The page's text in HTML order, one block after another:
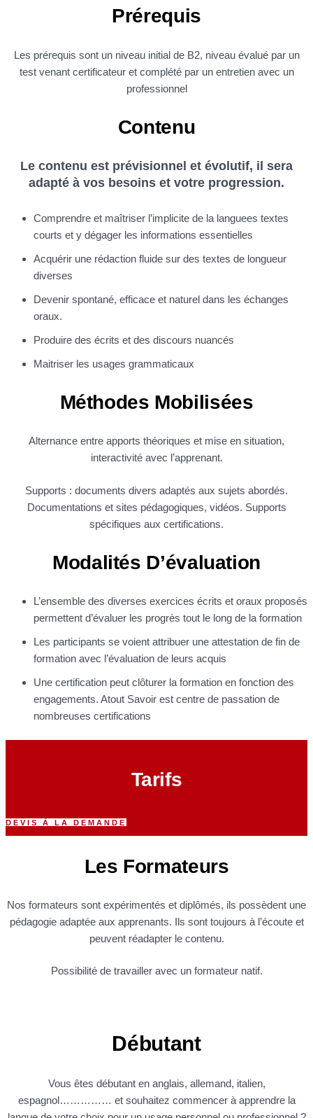
Prérequis
Les prérequis sont un niveau initial de B2, niveau évalué par un
test venant certificateur et complété par un entretien avec un
professionnel
Contenu
Le contenu est prévisionnel et évolutif, il sera
adapté à vos besoins et votre progression.
Comprendre et maîtriser l’implicite de la languees textes
courts et y dégager les informations essentielles
Acquérir une rédaction fluide sur des textes de longueur
diverses
Devenir spontané, efficace et naturel dans les échanges
oraux.
Produire des écrits et des discours nuancés
Maitriser les usages grammaticaux
Méthodes Mobilisées
Alternance entre apports théoriques et mise en situation,
interactivité avec l’apprenant.
Supports : documents divers adaptés aux sujets abordés.
Documentations et sites pédagogiques, vidéos. Supports
spécifiques aux certifications.
Modalités D’évaluation
L’ensemble des diverses exercices écrits et oraux proposés
permettent d’évaluer les progrès tout le long de la formation
Les participants se voient attribuer une attestation de fin de
formation avec l’évaluation de leurs acquis
Une certification peut clôturer la formation en fonction des
engagements. Atout Savoir est centre de passation de
nombreuses certifications
Tarifs
DEVIS À LA DEMANDE
Les Formateurs
Nos formateurs sont expérimentés et diplômés, ils possèdent une
pédagogie adaptée aux apprenants. Ils sont toujours à l’écoute et
peuvent réadapter le contenu.
Possibilité de travailler avec un formateur natif.
Débutant
Vous êtes débutant en anglais, allemand, italien,
espagnol…………… et souhaitez commencer à apprendre la